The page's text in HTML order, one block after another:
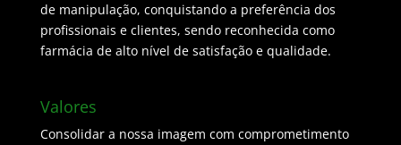
de manipulação, conquistando a preferência dos
profissionais e clientes, sendo reconhecida como
farmácia de alto nível de satisfação e qualidade.
Valores
Consolidar a nossa imagem com comprometimento